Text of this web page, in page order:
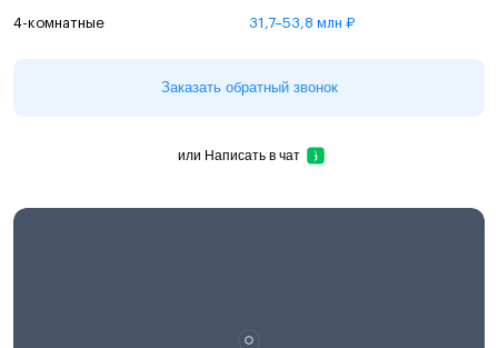
4-комнатные 31,7–53,8 млн ₽
Заказать обратный звонок
или Написать в чат